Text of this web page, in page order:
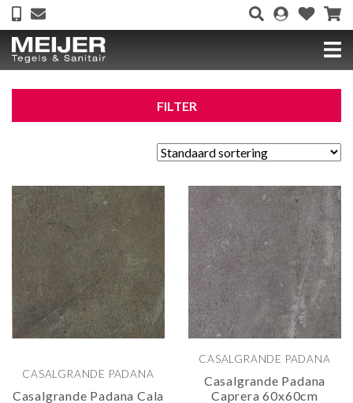
FILTER
CASALGRANDE PADANA
Casalgrande Padana Cala
CASALGRANDE PADANA
Casalgrande Padana
Caprera 60x60cm